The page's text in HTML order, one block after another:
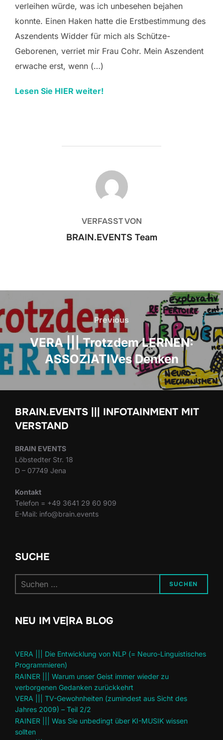
verleihen würde, was ich unbesehen bejahen
konnte. Einen Haken hatte die Erstbestimmung des
Aszendents Widder für mich als Schütze-
Geborenen, verriet mir Frau Cohr. Mein Aszendent
erwache erst, wenn (…)
Lesen Sie HIER weiter!
BEITRAGSAUTOR
VERFASST VON
BRAIN.EVENTS Team
Beitrags-
Navigation
Previous
Previous
VERA ||| Trotzdem LERNEN:
ASSOZIATIVes Denken
BRAIN.EVENTS ||| INFOTAINMENT MIT
VERSTAND
BRAIN EVENTS
Löbstedter Str. 18
D – 07749 Jena
Kontakt
Telefon = +49 3641 29 60 909
E-Mail: info@brain.events
SUCHE
nach:
SUCHEN
NEU IM VE|RA BLOG
VERA ||| Die Entwicklung von NLP (= Neuro-Linguistisches
Programmieren)
RAINER ||| Warum unser Geist immer wieder zu
verborgenen Gedanken zurückkehrt
VERA ||| TV-Gewohnheiten (zumindest aus Sicht des
Jahres 2009) – Teil 2/2
RAINER ||| Was Sie unbedingt über KI-MUSIK wissen
sollten